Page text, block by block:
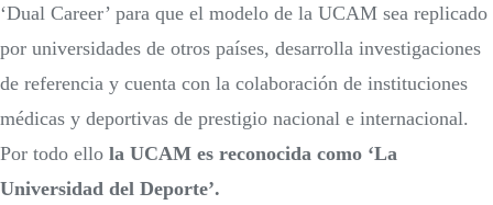
‘Dual Career’ para que el modelo de la UCAM sea replicado
por universidades de otros países, desarrolla investigaciones
de referencia y cuenta con la colaboración de instituciones
médicas y deportivas de prestigio nacional e internacional.
Por todo ello la UCAM es reconocida como ‘La
Universidad del Deporte’.